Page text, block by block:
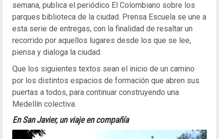
semana, publica el periódico El Colombiano sobre los
parques biblioteca de la ciudad. Prensa Escuela se une a
esta serie de entregas, con la finalidad de resaltar un
recorrido por aquellos lugares desde los que se lee,
piensa y dialoga la ciudad.
Que los siguientes textos sean el inicio de un camino
por los distintos espacios de formación que abren sus
puertas a todos, para continuar construyendo una
Medellín colectiva.
En San Javier, un viaje en compañía